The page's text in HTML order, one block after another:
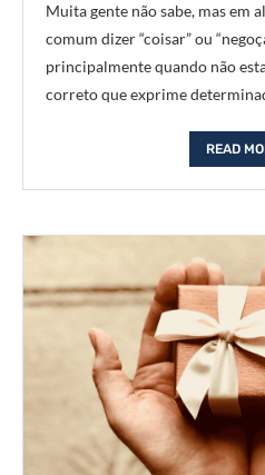
Muita gente não sabe, mas em
comum dizer “coisar” ou
principalmente quando não
correto que exprime
READ